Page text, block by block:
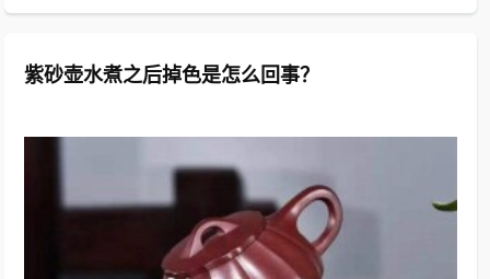
紫砂壶水煮之后掉色是怎么回事？